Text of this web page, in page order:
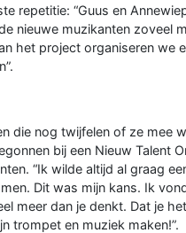
repetitie: “Guus en
nieuwe muzikanten zoveel
het project organiseren we
die nog twijfelen of ze mee
bij een Nieuw Talent
“Ik wilde altijd al graag
Dit was mijn kans. Ik
meer dan je denkt. Dat je
trompet en muziek maken!”.